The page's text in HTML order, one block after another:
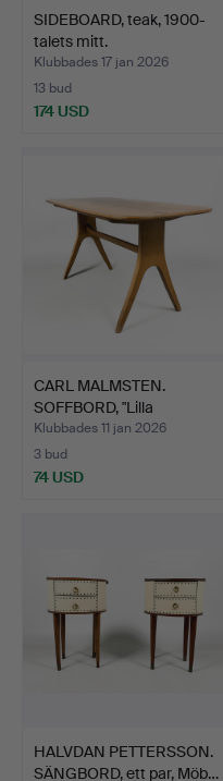
SIDEBOARD, teak, 1900-
talets mitt.
Klubbades 17 jan 2026
13 bud
174 USD
CARL MALMSTEN.
SOFFBORD, "Lilla
sällskapet…
Klubbades 11 jan 2026
3 bud
74 USD
HALVDAN PETTERSSON.
SÄNGBORD, ett par, Möb…